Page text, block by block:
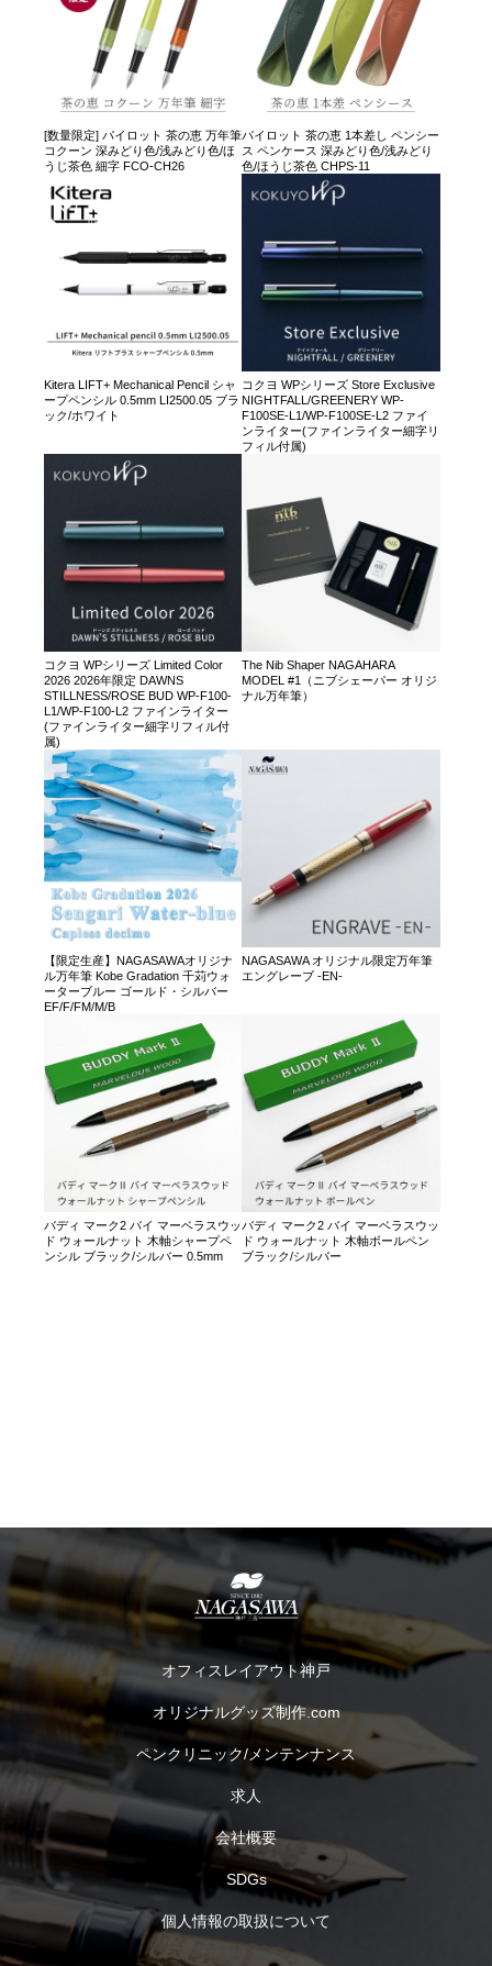
[数量限定] パイロット 茶の恵 万年筆
コクーン 深みどり色/浅みどり色/ほ
うじ茶色 細字 FCO-CH26
パイロット 茶の恵 1本差し ペンシー
ス ペンケース 深みどり色/浅みどり
色/ほうじ茶色 CHPS-11
Kitera LIFT+ Mechanical Pencil シャ
ープペンシル 0.5mm LI2500.05 ブラ
ック/ホワイト
コクヨ WPシリーズ Store Exclusive
NIGHTFALL/GREENERY WP-
F100SE-L1/WP-F100SE-L2 ファイ
ンライター(ファインライター細字リ
フィル付属)
コクヨ WPシリーズ Limited Color
2026 2026年限定 DAWNS
STILLNESS/ROSE BUD WP-F100-
L1/WP-F100-L2 ファインライター
(ファインライター細字リフィル付
属)
The Nib Shaper NAGAHARA
MODEL #1（ニブシェーパー オリジ
ナル万年筆）
【限定生産】NAGASAWAオリジナ
ル万年筆 Kobe Gradation 千苅ウォ
ーターブルー ゴールド・シルバー
EF/F/FM/M/B
NAGASAWA オリジナル限定万年筆
エングレーブ -EN-
バディ マーク2 バイ マーベラスウッ
ド ウォールナット 木軸シャープペ
ンシル ブラック/シルバー 0.5mm
バディ マーク2 バイ マーベラスウッ
ド ウォールナット 木軸ボールペン
ブラック/シルバー
オフィスレイアウト神戸
オリジナルグッズ制作.com
ペンクリニック/メンテンナンス
求人
会社概要
SDGs
個人情報の取扱について